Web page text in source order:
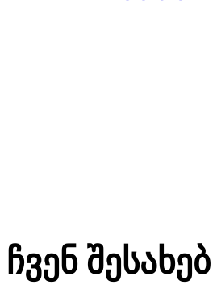
ჩვენ შესახებ